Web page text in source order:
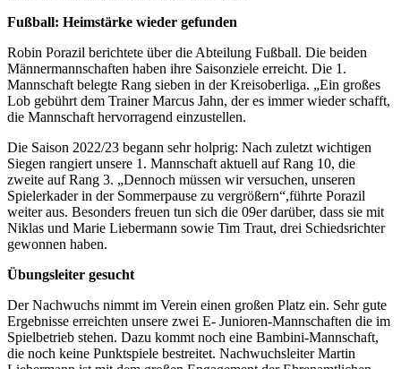
Fußball: Heimstärke wieder gefunden
Robin Porazil berichtete über die Abteilung Fußball. Die beiden
Männermannschaften haben ihre Saisonziele erreicht. Die 1.
Mannschaft belegte Rang sieben in der Kreisoberliga. „Ein großes
Lob gebührt dem Trainer Marcus Jahn, der es immer wieder schafft,
die Mannschaft hervorragend einzustellen.
Die Saison 2022/23 begann sehr holprig: Nach zuletzt wichtigen
Siegen rangiert unsere 1. Mannschaft aktuell auf Rang 10, die
zweite auf Rang 3. „Dennoch müssen wir versuchen, unseren
Spielerkader in der Sommerpause zu vergrößern“,führte Porazil
weiter aus. Besonders freuen tun sich die 09er darüber, dass sie mit
Niklas und Marie Liebermann sowie Tim Traut, drei Schiedsrichter
gewonnen haben.
Übungsleiter gesucht
Der Nachwuchs nimmt im Verein einen großen Platz ein. Sehr gute
Ergebnisse erreichten unsere zwei E- Junioren-Mannschaften die im
Spielbetrieb stehen. Dazu kommt noch eine Bambini-Mannschaft,
die noch keine Punktspiele bestreitet. Nachwuchsleiter Martin